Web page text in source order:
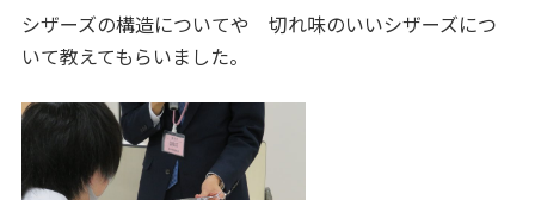
シザーズの構造についてや 切れ味のいいシザーズにつ
いて教えてもらいました。